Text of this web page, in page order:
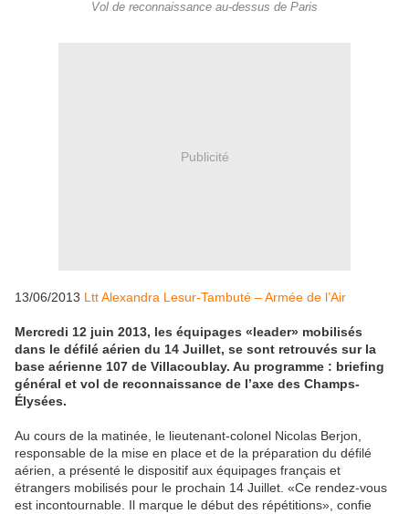
Vol de reconnaissance au-dessus de Paris
Publicité
13/06/2013 Ltt Alexandra Lesur-Tambuté – Armée de l’Air
Mercredi 12 juin 2013, les équipages «leader» mobilisés
dans le défilé aérien du 14 Juillet, se sont retrouvés sur la
base aérienne 107 de Villacoublay. Au programme : briefing
général et vol de reconnaissance de l’axe des Champs-
Élysées.
Au cours de la matinée, le lieutenant-colonel Nicolas Berjon,
responsable de la mise en place et de la préparation du défilé
aérien, a présenté le dispositif aux équipages français et
étrangers mobilisés pour le prochain 14 Juillet. «Ce rendez-vous
est incontournable. Il marque le début des répétitions», confie